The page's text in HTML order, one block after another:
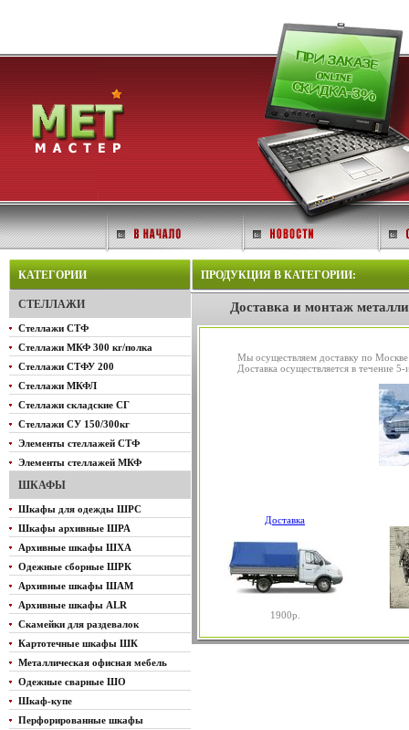
КАТЕГОРИИ
СТЕЛЛАЖИ
Стеллажи СТФ
Стеллажи МКФ 300 кг/полка
Стеллажи СТФУ 200
Стеллажи МКФЛ
Стеллажи складские СГ
Стеллажи СУ 150/300кг
Элементы стеллажей СТФ
Элементы стеллажей МКФ
ШКАФЫ
Шкафы для одежды ШРС
Шкафы архивные ШРА
Архивные шкафы ШХА
Одежные сборные ШРК
Архивные шкафы ШАМ
Архивные шкафы ALR
Скамейки для раздевалок
Картотечные шкафы ШК
Металлическая офисная мебель
Одежные сварные ШО
Шкаф-купе
Перфорированные шкафы
ПРОДУКЦИЯ В КАТЕГОРИИ:
Доставка и монтаж
Мы осуществляем доставку по
Доставка осуществляется в течение
Доставка
1900р.